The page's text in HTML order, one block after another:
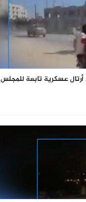
عسكرية تابعة للمجلس